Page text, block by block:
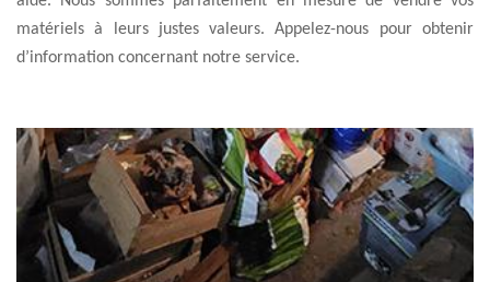
matériels à leurs justes valeurs. Appelez-nous pour obtenir
d’information concernant notre service.